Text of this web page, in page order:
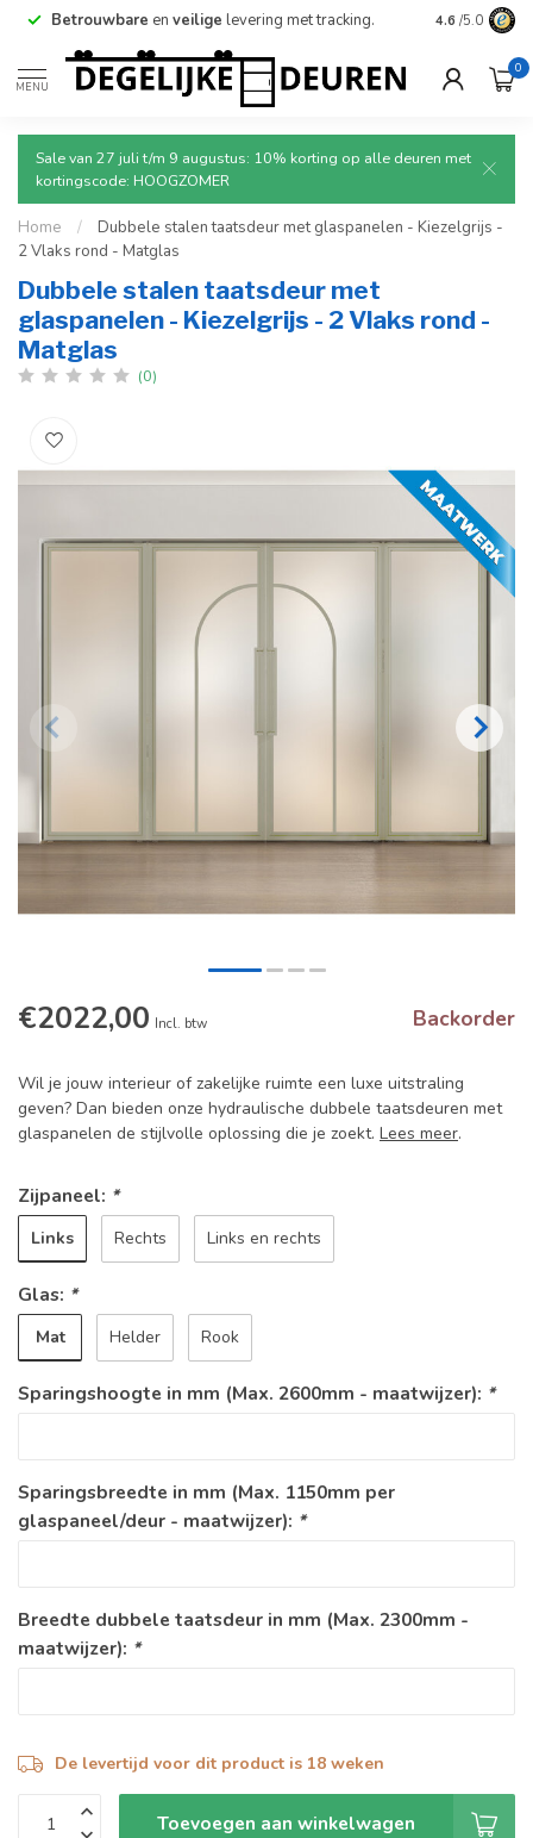
Betrouwbare en veilige levering met tracking. 4.6 /5.0
MENU
0
Sale van 27 juli t/m 9 augustus: 10% korting op alle deuren met
kortingscode: HOOGZOMER
Home /
Dubbele stalen taatsdeur met glaspanelen - Kiezelgrijs -
2 Vlaks rond - Matglas
Dubbele stalen taatsdeur met
glaspanelen - Kiezelgrijs - 2 Vlaks rond -
Matglas
(0)
€2022,00 Incl. btw Backorder
Wil je jouw interieur of zakelijke ruimte een luxe uitstraling
geven? Dan bieden onze hydraulische dubbele taatsdeuren met
glaspanelen de stijlvolle oplossing die je zoekt. Lees meer.
Zijpaneel: *
Links Rechts Links en rechts
Glas: *
Mat Helder Rook
Sparingshoogte in mm (Max. 2600mm - maatwijzer): *
Sparingsbreedte in mm (Max. 1150mm per
glaspaneel/deur - maatwijzer): *
Breedte dubbele taatsdeur in mm (Max. 2300mm -
maatwijzer): *
De levertijd voor dit product is 18 weken
Toevoegen aan winkelwagen